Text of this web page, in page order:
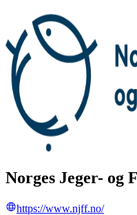
Norges Jeger- og
https://www.njff.no/